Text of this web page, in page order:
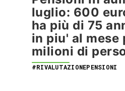
luglio: 600
ha più di 75
in piu' al mese
milioni di
#RIVALUTAZIONEPENSIONI